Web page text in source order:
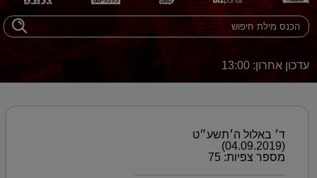
עדכון אחרון: 13:00
ד׳ באלול ה׳תשע״ט
(04.09.2019)
מספר צפיות: 75